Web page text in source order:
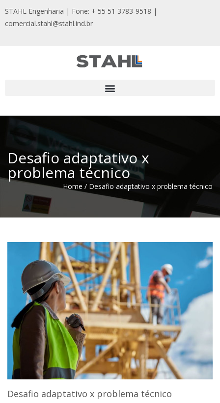
STAHL Engenharia | Fone: + 55 51 3783-9518 |
comercial.stahl@stahl.ind.br
Desafio adaptativo x
problema técnico
Home / Desafio adaptativo x problema técnico
Desafio adaptativo x problema técnico